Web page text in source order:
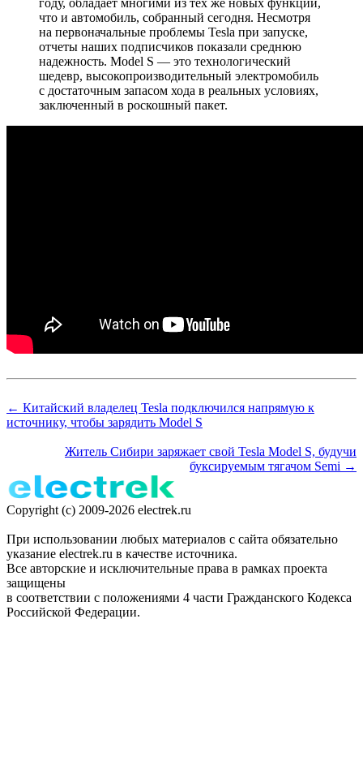
году, обладает многими из тех же новых функций,
что и автомобиль, собранный сегодня. Несмотря
на первоначальные проблемы Tesla при запуске,
отчеты наших подписчиков показали среднюю
надежность. Model S — это технологический
шедевр, высокопроизводительный электромобиль
с достаточным запасом хода в реальных условиях,
заключенный в роскошный пакет.
← Китайский владелец Tesla подключился напрямую к
источнику, чтобы зарядить Model S
Житель Сибири заряжает свой Tesla Model S, будучи
буксируемым тягачом Semi →
Copyright (c) 2009-2026 electrek.ru
При использовании любых материалов с сайта обязательно
указание electrek.ru в качестве источника.
Все авторские и исключительные права в рамках проекта
защищены
в соответствии с положениями 4 части Гражданского Кодекса
Российской Федерации.